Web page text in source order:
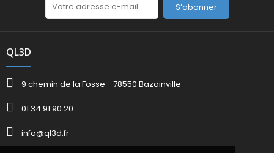
S’abonner
QL3D
9 chemin de la Fosse - 78550 Bazainville
01 34 91 90 20
info@ql3d.fr